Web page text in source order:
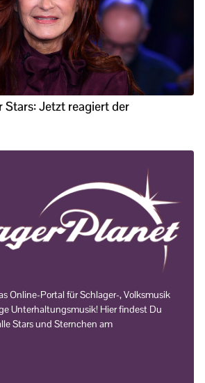
Stars: Jetzt reagiert der
Online-Portal für Schlager-, Volksmusik
Unterhaltungsmusik! Hier findest Du
Stars und Sternchen am